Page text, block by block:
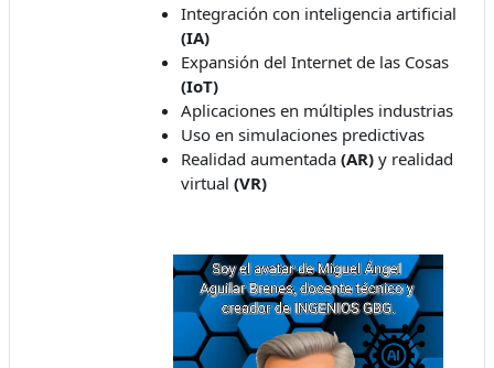
Integración con inteligencia artificial
(IA)
Expansión del Internet de las Cosas
(IoT)
Aplicaciones en múltiples industrias
Uso en simulaciones predictivas
Realidad aumentada (AR) y realidad
virtual (VR)